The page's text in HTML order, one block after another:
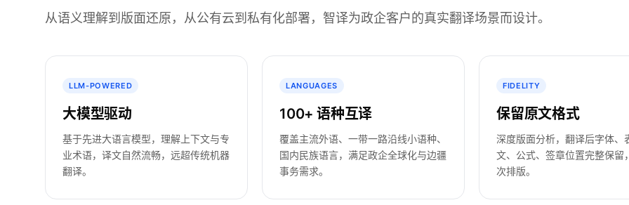
从语义理解到版面还原，从公有云到私有化部署，智译为政企客户的真实翻译场景而设计。
LLM-POWERED
大模型驱动
基于先进大语言模型，理解上下文与专
业术语，译文自然流畅，远超传统机器
翻译。
LANGUAGES
100+ 语种互译
覆盖主流外语、一带一路沿线小语种、
国内民族语言，满足政企全球化与边疆
事务需求。
FIDELITY
保留原文格式
深度版面分析，翻译后字体、
文、公式、签章位置完整保留
次排版。